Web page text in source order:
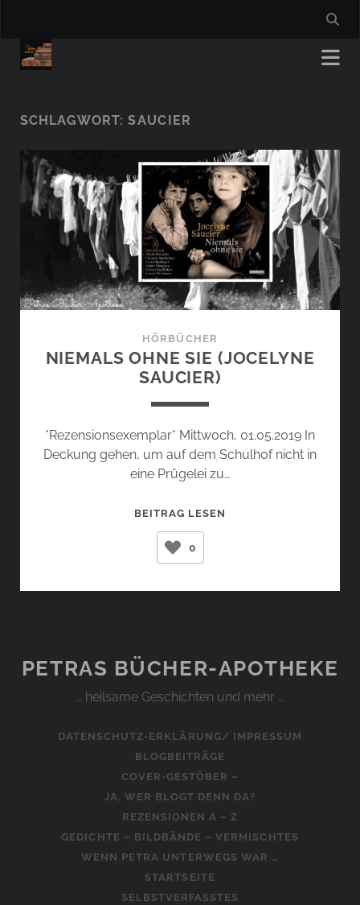
SCHLAGWORT:SAUCIER
HÖRBÜCHER
NIEMALS OHNE SIE (JOCELYNE
SAUCIER)
*Rezensionsexemplar* Mittwoch, 01.05.2019 In
Deckung gehen, um auf dem Schulhof nicht in
eine Prügelei zu…
BEITRAG LESEN
SAUCIER)
0
PETRAS BÜCHER-APOTHEKE
… heilsame Geschichten und mehr …
DATENSCHUTZ-ERKLÄRUNG/ IMPRESSUM
BLOGBEITRÄGE
COVER-GESTÖBER –
JA, WER BLOGT DENN DA?
REZENSIONEN A – Z
GEDICHTE – BILDBÄNDE – VERMISCHTES
WENN PETRA UNTERWEGS WAR …
STARTSEITE
SELBSTVERFASSTES